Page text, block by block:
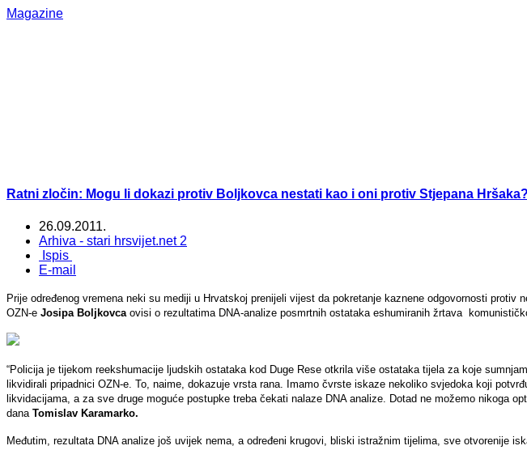
Magazine
Ratni zločin: Mogu li dokazi protiv Boljkovca nestati kao i oni protiv Stjepana Hršaka?
26.09.2011.
Arhiva - stari hrsvijet.net 2
Ispis
E-mail
Prije određenog vremena neki su mediji u Hrvatskoj prenijeli vijest da pokretanje kaznene odgovornosti protiv
OZN-e Josipa Boljkovca ovisi o rezultatima DNA-analize posmrtnih ostataka eshumiranih žrtava
“Policija je tijekom reekshumacije ljudskih ostataka kod Duge Rese otkrila više ostataka tijela za koje
likvidirali pripadnici OZN-e. To, naime, dokazuje vrsta rana. Imamo čvrste iskaze nekoliko svjedoka koji
likvidacijama, a za sve druge moguće postupke treba čekati nalaze DNA analize. Dotad ne možemo nikoga
dana Tomislav Karamarko.
Međutim, rezultata DNA analize još uvijek nema, a određeni krugovi, bliski istražnim tijelima, sve otvorenije